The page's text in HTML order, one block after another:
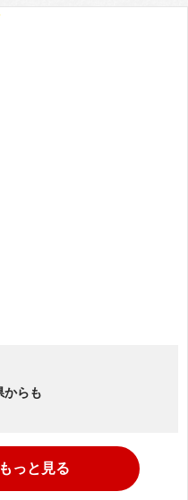
からも
っと見る